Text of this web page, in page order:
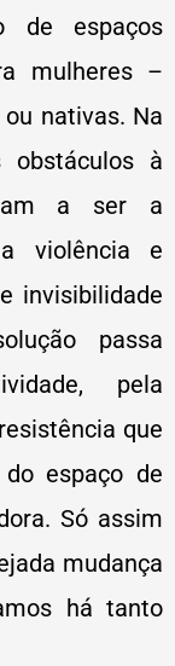
de espaços
mulheres –
nativas. Na
obstáculos à
a ser a
violência e
invisibilidade
passa
pela
que
espaço de
Só assim
mudança
há tanto